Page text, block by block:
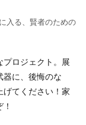
入る、賢者のための
プロジェクト。展
器に、後悔のな
げてください！家